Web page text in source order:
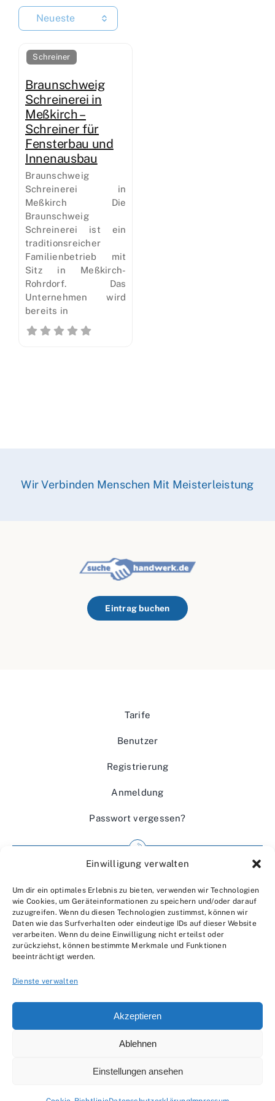
Einwilligung verwalten
Um dir ein optimales Erlebnis zu bieten, verwenden wir Technologien
wie Cookies, um Geräteinformationen zu speichern und/oder darauf
zuzugreifen. Wenn du diesen Technologien zustimmst, können wir
Daten wie das Surfverhalten oder eindeutige IDs auf dieser Website
verarbeiten. Wenn du deine Einwilligung nicht erteilst oder
zurückziehst, können bestimmte Merkmale und Funktionen
beeinträchtigt werden.
Dienste verwalten
Akzeptieren
Ablehnen
Einstellungen ansehen
Neueste
Schreiner
Braunschweig
Schreinerei in
Meßkirch –
Schreiner für
Fensterbau und
Innenausbau
Braunschweig
Schreinerei in
Meßkirch Die
Braunschweig
Schreinerei ist ein
traditionsreicher
Familienbetrieb mit
Sitz in Meßkirch-
Rohrdorf. Das
Unternehmen wird
bereits in
Wir Verbinden Menschen Mit Meisterleistung
Eintrag buchen
Tarife
Benutzer
Registrierung
Anmeldung
Passwort vergessen?
Wir über uns
Kontakt
Datenschutzerklärung
© 2007 - 2026 •by Moveco